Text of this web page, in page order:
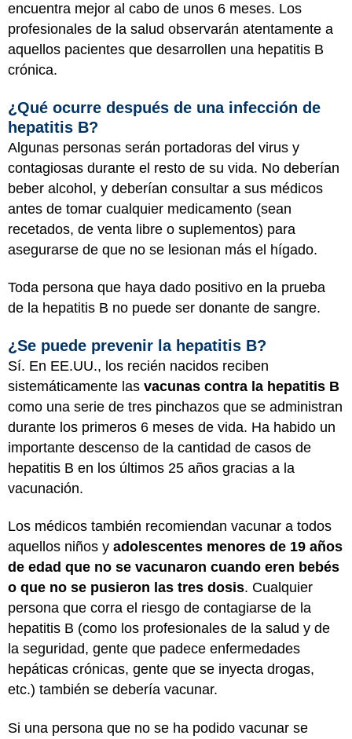
encuentra mejor al cabo de unos 6 meses. Los
profesionales de la salud observarán atentamente a
aquellos pacientes que desarrollen una hepatitis B
crónica.
¿Qué ocurre después de una infección de
hepatitis B?
Algunas personas serán portadoras del virus y
contagiosas durante el resto de su vida. No deberían
beber alcohol, y deberían consultar a sus médicos
antes de tomar cualquier medicamento (sean
recetados, de venta libre o suplementos) para
asegurarse de que no se lesionan más el hígado.
Toda persona que haya dado positivo en la prueba
de la hepatitis B no puede ser donante de sangre.
¿Se puede prevenir la hepatitis B?
Sí. En EE.UU., los recién nacidos reciben
sistemáticamente las vacunas contra la hepatitis B
como una serie de tres pinchazos que se administran
durante los primeros 6 meses de vida. Ha habido un
importante descenso de la cantidad de casos de
hepatitis B en los últimos 25 años gracias a la
vacunación.
Los médicos también recomiendan vacunar a todos
aquellos niños y adolescentes menores de 19 años
de edad que no se vacunaron cuando eren bebés
o que no se pusieron las tres dosis. Cualquier
persona que corra el riesgo de contagiarse de la
hepatitis B (como los profesionales de la salud y de
la seguridad, gente que padece enfermedades
hepáticas crónicas, gente que se inyecta drogas,
etc.) también se debería vacunar.
Si una persona que no se ha podido vacunar se